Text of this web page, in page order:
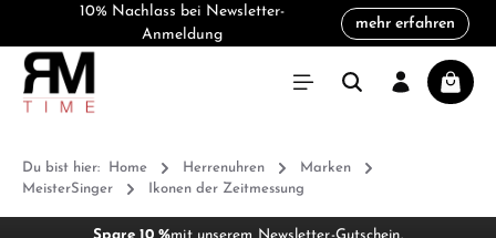
10% Nachlass bei Newsletter-
Anmeldung
mehr erfahren
Du bist hier: Home Herrenuhren
Marken
MeisterSinger
Ikonen der Zeitmessung